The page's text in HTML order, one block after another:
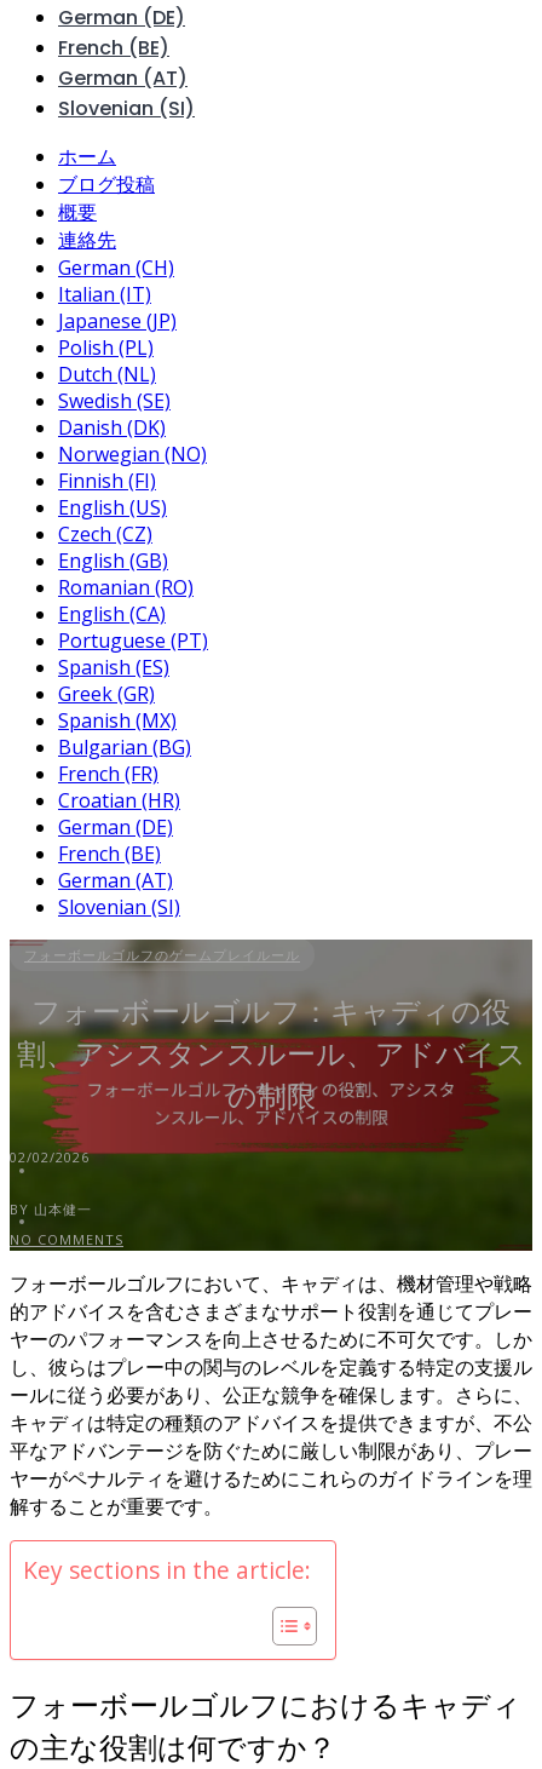
German (DE)
French (BE)
German (AT)
Slovenian (SI)
ホーム
ブログ投稿
概要
連絡先
German (CH)
Italian (IT)
Japanese (JP)
Polish (PL)
Dutch (NL)
Swedish (SE)
Danish (DK)
Norwegian (NO)
Finnish (FI)
English (US)
Czech (CZ)
English (GB)
Romanian (RO)
English (CA)
Portuguese (PT)
Spanish (ES)
Greek (GR)
Spanish (MX)
Bulgarian (BG)
French (FR)
Croatian (HR)
German (DE)
French (BE)
German (AT)
Slovenian (SI)
フォーボールゴルフのゲームプレイルール
フォーボールゴルフ：キャディの役
割、アシスタンスルール、アドバイス
の制限
02/02/2026
BY 山本健一
NO COMMENTS
フォーボールゴルフにおいて、キャディは、機材管理や戦略
的アドバイスを含むさまざまなサポート役割を通じてプレー
ヤーのパフォーマンスを向上させるために不可欠です。しか
し、彼らはプレー中の関与のレベルを定義する特定の支援ル
ールに従う必要があり、公正な競争を確保します。さらに、
キャディは特定の種類のアドバイスを提供できますが、不公
平なアドバンテージを防ぐために厳しい制限があり、プレー
ヤーがペナルティを避けるためにこれらのガイドラインを理
解することが重要です。
Key sections in the article:
フォーボールゴルフにおけるキャディ
の主な役割は何ですか？